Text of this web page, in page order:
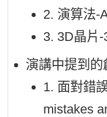
2. 演算法-
3. 3D晶片
演講中提到的
1. 面對錯
mistakes